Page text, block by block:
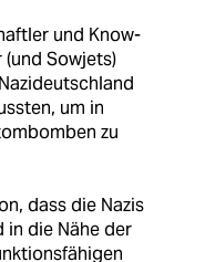
und Know-
Sowjets)
um in
zu
dass die Nazis
in die Nähe der